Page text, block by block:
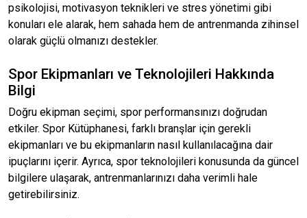
psikolojisi, motivasyon teknikleri ve stres yönetimi gibi
konuları ele alarak, hem sahada hem de antrenmanda zihinsel
olarak güçlü olmanızı destekler.
Spor Ekipmanları ve Teknolojileri Hakkında
Bilgi
Doğru ekipman seçimi, spor performansınızı doğrudan
etkiler. Spor Kütüphanesi, farklı branşlar için gerekli
ekipmanları ve bu ekipmanların nasıl kullanılacağına dair
ipuçlarını içerir. Ayrıca, spor teknolojileri konusunda da güncel
bilgilere ulaşarak, antrenmanlarınızı daha verimli hale
getirebilirsiniz.